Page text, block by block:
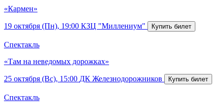
«Кармен»
19 октября (Пн), 19:00 КЗЦ "Миллениум"
Спектакль
«Там на неведомых дорожках»
25 октября (Вс), 15:00 ДК Железнодорожников
Спектакль